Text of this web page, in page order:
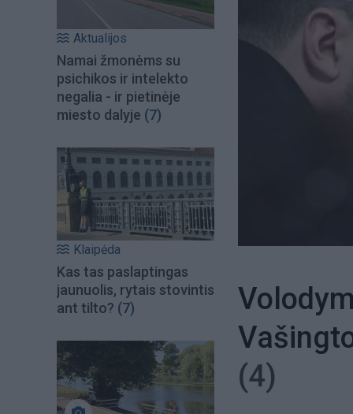
Aktualijos
Namai žmonėms su
psichikos ir intelekto
negalia - ir pietinėje
miesto dalyje (7)
Klaipėda
Kas tas paslaptingas
jaunuolis, rytais stovintis
ant tilto? (7)
(4)